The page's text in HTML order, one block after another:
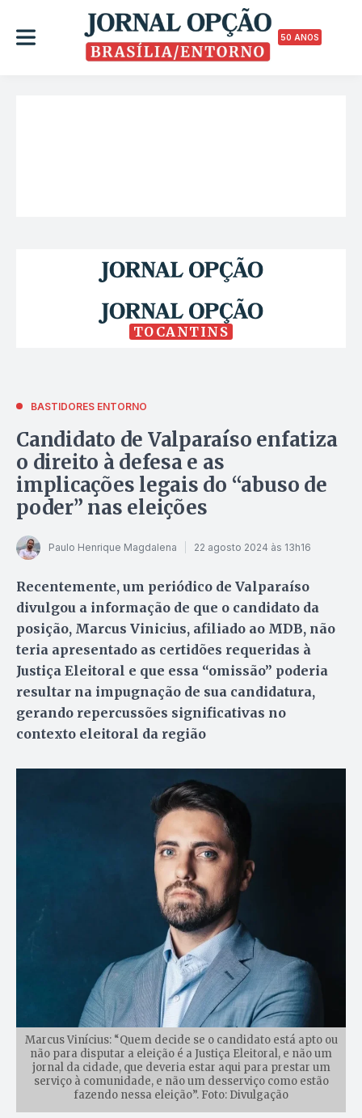
50 ANOS
TOCANTINS
BASTIDORES ENTORNO
Candidato de Valparaíso enfatiza
o direito à defesa e as
implicações legais do “abuso de
poder” nas eleições
Paulo Henrique Magdalena 22 agosto 2024 às 13h16
Recentemente, um periódico de Valparaíso
divulgou a informação de que o candidato da
posição, Marcus Vinicius, afiliado ao MDB, não
teria apresentado as certidões requeridas à
Justiça Eleitoral e que essa “omissão” poderia
resultar na impugnação de sua candidatura,
gerando repercussões significativas no
contexto eleitoral da região
Marcus Vinícius: “Quem decide se o candidato está apto ou
não para disputar a eleição é a Justiça Eleitoral, e não um
jornal da cidade, que deveria estar aqui para prestar um
serviço à comunidade, e não um desserviço como estão
fazendo nessa eleição”. Foto: Divulgação